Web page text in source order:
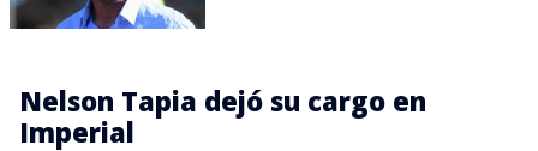
Nelson Tapia dejó su cargo en
Imperial